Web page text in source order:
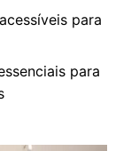
para
para